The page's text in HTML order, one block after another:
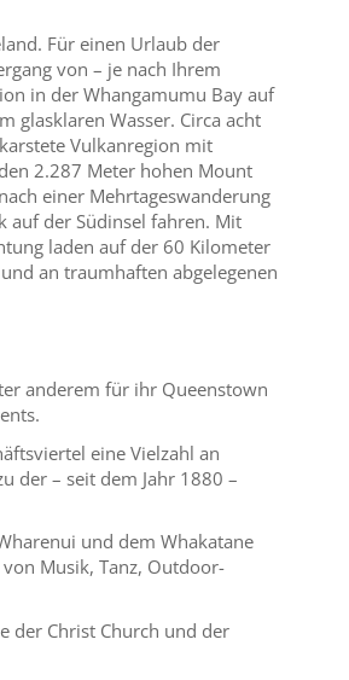
Für einen Urlaub der
von – je nach Ihrem
in der Whangamumu Bay auf
glasklaren Wasser. Circa acht
Vulkanregion mit
2.287 Meter hohen Mount
einer Mehrtageswanderung
auf der Südinsel fahren. Mit
laden auf der 60 Kilometer
an traumhaften abgelegenen
anderem für ihr Queenstown
eine Vielzahl an
der – seit dem Jahr 1880 –
und dem Whakatane
Musik, Tanz, Outdoor-
der Christ Church und der